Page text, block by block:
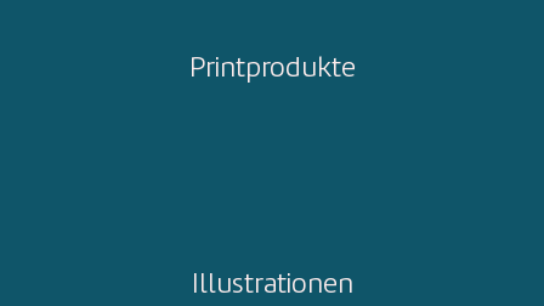
Printprodukte
Illustrationen